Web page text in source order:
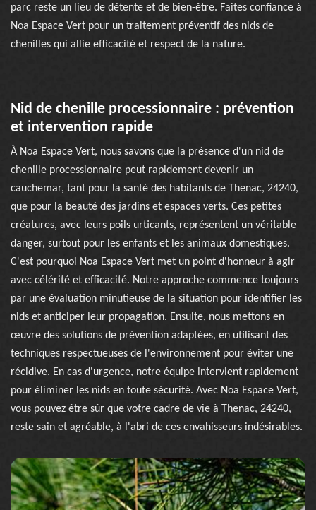
parc reste un lieu de détente et de bien-être. Faites confiance à
Noa Espace Vert pour un traitement préventif des nids de
chenilles qui allie efficacité et respect de la nature.
Nid de chenille processionnaire : prévention
et intervention rapide
À Noa Espace Vert, nous savons que la présence d'un nid de
chenille processionnaire peut rapidement devenir un
cauchemar, tant pour la santé des habitants de Thenac, 24240,
que pour la beauté des jardins et espaces verts. Ces petites
créatures, avec leurs poils urticants, représentent un véritable
danger, surtout pour les enfants et les animaux domestiques.
C'est pourquoi Noa Espace Vert met un point d'honneur à agir
avec célérité et efficacité. Notre approche commence toujours
par une évaluation minutieuse de la situation pour identifier les
nids et anticiper leur propagation. Ensuite, nous mettons en
œuvre des solutions de prévention adaptées, en utilisant des
techniques respectueuses de l'environnement pour éviter une
récidive. En cas d'urgence, notre équipe intervient rapidement
pour éliminer les nids en toute sécurité. Avec Noa Espace Vert,
vous pouvez être sûr que votre cadre de vie à Thenac, 24240,
reste sain et agréable, à l'abri de ces envahisseurs indésirables.